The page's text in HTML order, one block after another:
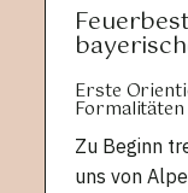
Erste
Formalitäten
Zu Beginn
uns von